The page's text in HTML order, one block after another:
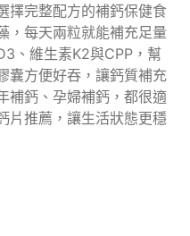
擇完整配方的補鈣保健食
，每天兩粒就能補充足量
、維生素K2與CPP，幫
囊方便好吞，讓鈣質補充
補鈣、孕婦補鈣，都很適
片推薦，讓生活狀態更穩